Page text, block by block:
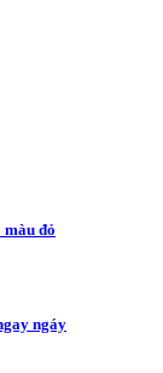
màu đỏ
ngáy